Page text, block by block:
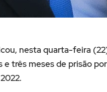
nesta quarta-feira
e três meses de prisão